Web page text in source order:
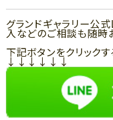
グランドギャラリー公
入などのご相談も随時
下記ボタンをクリック
↓↓↓↓↓↓